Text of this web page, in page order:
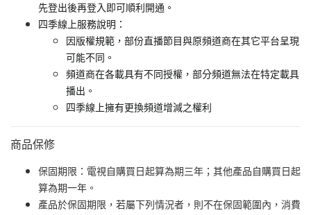
先登出後再登入即可順利開通。
四季線上服務說明：
因版權規範，部份直播節目與原頻道商在其它平台呈現
可能不同。
頻道商在各載具有不同授權，部分頻道無法在特定載具
播出。
四季線上擁有更換頻道增減之權利
商品保修
保固期限：電視自購買日起算為期三年；其他產品自購買日起
算為期一年。
產品於保固期限，若屬下列情況者，則不在保固範圍內，消費